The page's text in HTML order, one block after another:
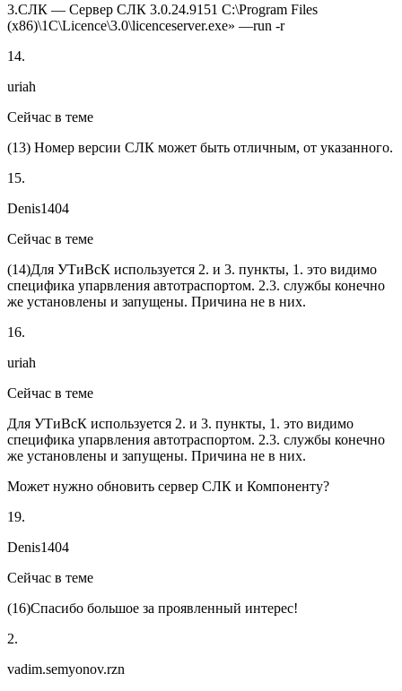
3.СЛК — Сервер СЛК 3.0.24.9151 C:\Program Files
(x86)\1C\Licence\3.0\licenceserver.exe» —run -r
14.
uriah
Сейчас в теме
(13) Номер версии СЛК может быть отличным, от указанного.
15.
Denis1404
Сейчас в теме
(14)Для УТиВсК используется 2. и 3. пункты, 1. это видимо
специфика упарвления автотраспортом. 2.3. службы конечно
же установлены и запущены. Причина не в них.
16.
uriah
Сейчас в теме
Для УТиВсК используется 2. и 3. пункты, 1. это видимо
специфика упарвления автотраспортом. 2.3. службы конечно
же установлены и запущены. Причина не в них.
Может нужно обновить сервер СЛК и Компоненту?
19.
Denis1404
Сейчас в теме
(16)Спасибо большое за проявленный интерес!
2.
vadim.semyonov.rzn